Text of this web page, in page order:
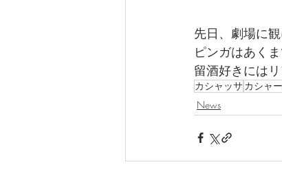
先日、劇場に
ピンガはあく
留酒好きには
カシャッサカシャ
News